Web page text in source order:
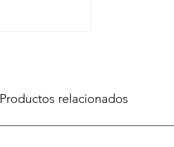
Productos relacionados